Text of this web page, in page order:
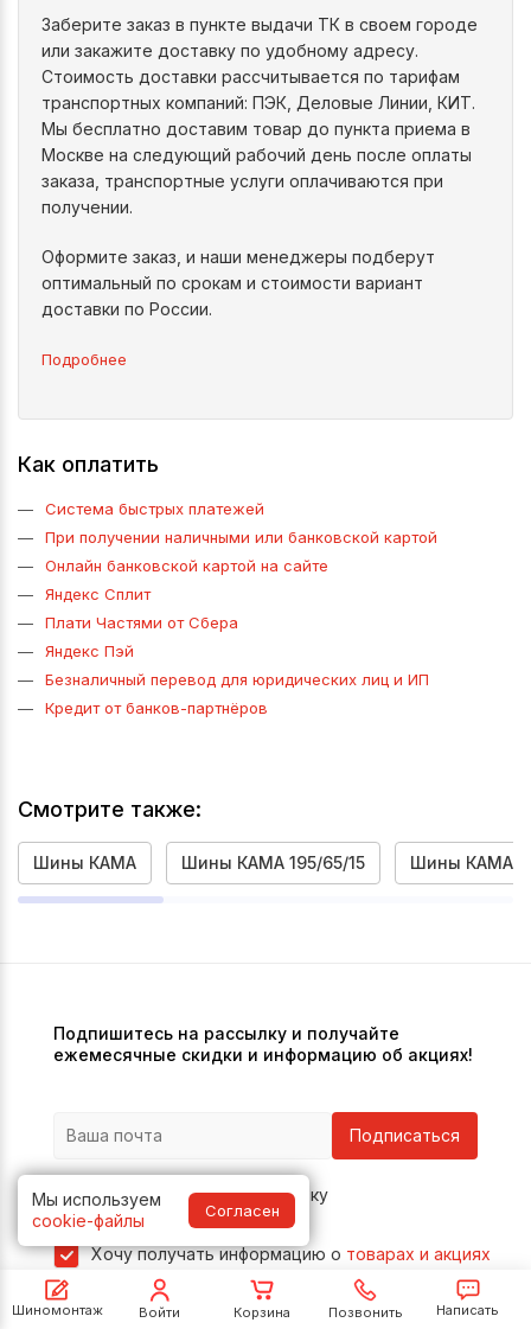
Мы используем
cookie-файлы
Согласен
Заберите заказ в пункте выдачи ТК в своем городе
или закажите доставку по удобному адресу.
Стоимость доставки рассчитывается по тарифам
транспортных компаний: ПЭК, Деловые Линии, КИТ.
Мы бесплатно доставим товар до пункта приема в
Москве на следующий рабочий день после оплаты
заказа, транспортные услуги оплачиваются при
получении.
Оформите заказ, и наши менеджеры подберут
оптимальный по срокам и стоимости вариант
доставки по России.
Подробнее
Как оплатить
Система быстрых платежей
При получении наличными или банковской картой
Онлайн банковской картой на сайте
Яндекс Сплит
Плати Частями от Сбера
Яндекс Пэй
Безналичный перевод для юридических лиц и ИП
Кредит от банков-партнёров
Смотрите также:
Шины КАМА Шины КАМА 195/65/15 Шины КАМА
Подпишитесь на рассылку и получайте
ежемесячные скидки и информацию об акциях!
Подписаться
Даю согласие на обработку
персональных данных
Хочу получать информацию о товарах и акциях
Шиномонтаж Войти Корзина Позвонить Написать